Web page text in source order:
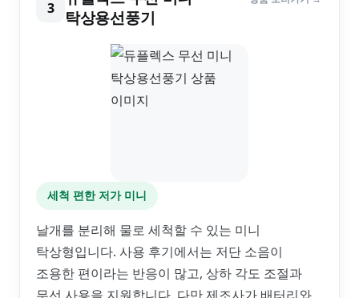
3
탁상용선풍기
세척 편한 저가 미니
날개를 분리해 물로 세척할 수 있는 미니
탁상형입니다. 사용 후기에서는 저단 소음이
조용한 편이라는 반응이 많고, 상하 각도 조절과